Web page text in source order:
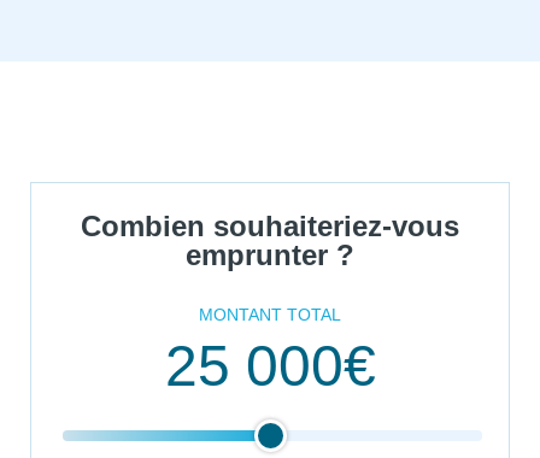
Combien souhaiteriez-vous
emprunter ?
MONTANT TOTAL
25 000€